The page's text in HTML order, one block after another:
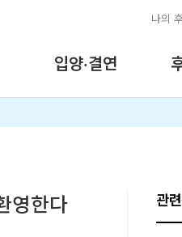
나의
입양·결연
영한다 관